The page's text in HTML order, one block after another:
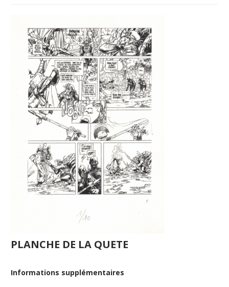
PLANCHE DE LA QUETE
Informations supplémentaires